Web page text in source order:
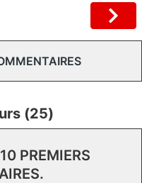
(25)
PREMIERS